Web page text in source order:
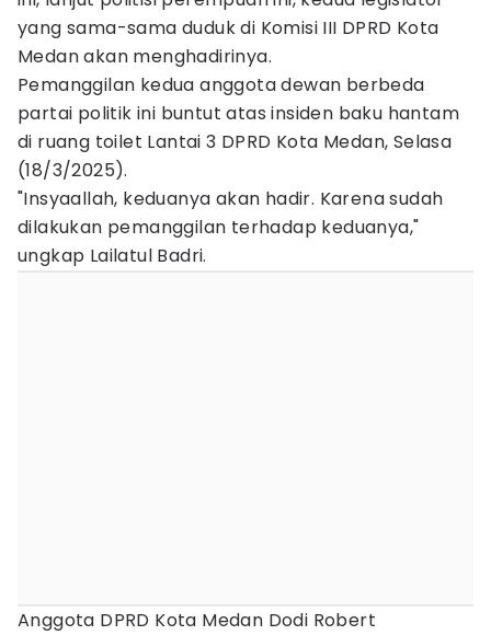
yang sama-sama duduk di Komisi III DPRD Kota
Medan akan menghadirinya.
Pemanggilan kedua anggota dewan berbeda
partai politik ini buntut atas insiden baku hantam
di ruang toilet Lantai 3 DPRD Kota Medan, Selasa
(18/3/2025).
"Insyaallah, keduanya akan hadir. Karena sudah
dilakukan pemanggilan terhadap keduanya,"
ungkap Lailatul Badri.
Anggota DPRD Kota Medan Dodi Robert